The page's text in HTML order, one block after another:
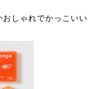
しゃれでかっこいい